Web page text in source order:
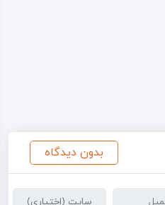
بدون دیدگاه